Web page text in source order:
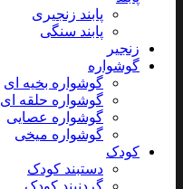
پابند زنجیری
پابند سنگی
زنجیر
گوشواره
گوشواره بخیه ای
گوشواره حلقه ای
گوشواره عصایی
گوشواره میخی
کودک
دستبند کودک
گردنبند کودک